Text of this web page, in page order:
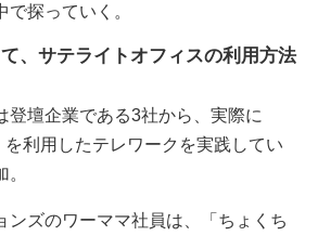
探っていく。
、サテライトオフィスの利用方法
壇企業である3社から、実際に
を利用したテレワークを実践してい
ズのワーママ社員は、「ちょくち